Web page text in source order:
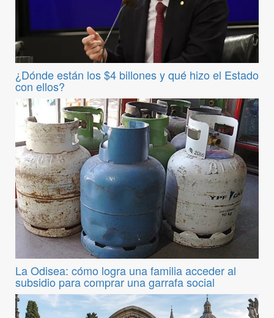
¿Dónde están los $4 billones y qué hizo el Estado
con ellos?
La Odisea: cómo logra una familia acceder al
subsidio para comprar una garrafa social